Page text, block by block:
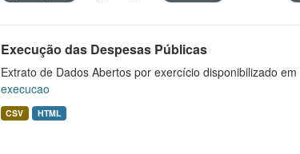
Execução das Despesas Públicas
Extrato de Dados Abertos por exercício disponibilizado em
execucao
CSV HTML